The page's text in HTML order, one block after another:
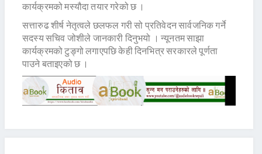
कार्यक्रमको मस्यौदा तयार गरेको छ ।
सत्तारुढ शीर्ष नेतृत्वले छलफल गरी सो प्रतिवेदन सार्वजनिक गर्ने
सदस्य सचिव जोशीले जानकारी दिनुभयो । न्यूनतम साझा
कार्यक्रमको टुङ्गो लगाएपछि केही दिनभित्र सरकारले पूर्णता
पाउने बताइएको छ ।